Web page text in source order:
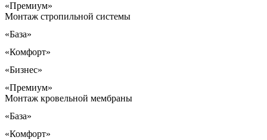
«Премиум»
Монтаж стропильной системы
«База»
«Комфорт»
«Бизнес»
«Премиум»
Монтаж кровельной мембраны
«База»
«Комфорт»